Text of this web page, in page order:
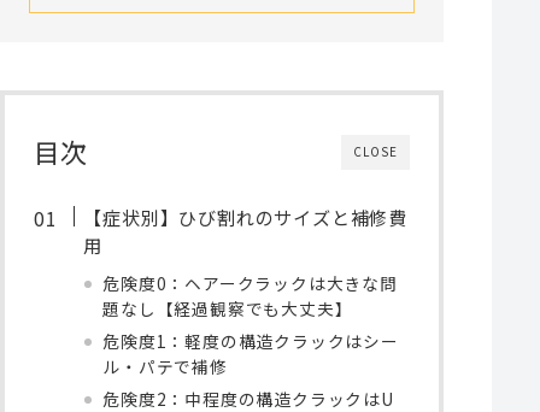
CLOSE
目次
【症状別】ひび割れのサイズと補修費
用
危険度0：ヘアークラックは大きな問
題なし【経過観察でも大丈夫】
危険度1：軽度の構造クラックはシー
ル・パテで補修
危険度2：中程度の構造クラックはU